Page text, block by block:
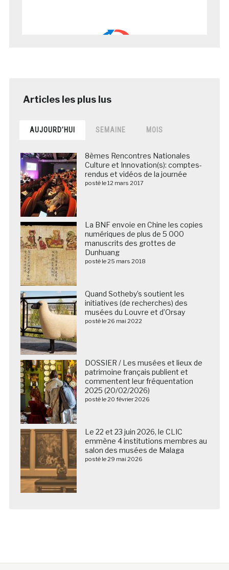
AUJOURD’HUI SEMAINE MOIS
8èmes Rencontres Nationales
Culture et Innovation(s): comptes-
rendus et vidéos de la journée
posté le 12 mars 2017
La BNF envoie en Chine les copies
numériques de plus de 5 000
manuscrits des grottes de
Dunhuang
posté le 25 mars 2018
Quand Sotheby’s soutient les
initiatives (de recherches) des
musées du Louvre et d’Orsay
posté le 26 mai 2022
DOSSIER / Les musées et lieux de
patrimoine français publient et
commentent leur fréquentation
2025 (20/02/2026)
posté le 20 février 2026
Le 22 et 23 juin 2026, le CLIC
emmène 4 institutions membres au
salon des musées de Malaga
posté le 29 mai 2026